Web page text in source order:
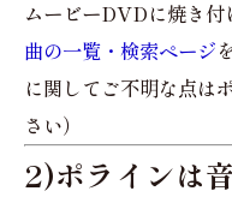
ムービーDVDに焼き
曲の一覧・検索ページ
に関してご不明な点は
さい）
2)ポラインは